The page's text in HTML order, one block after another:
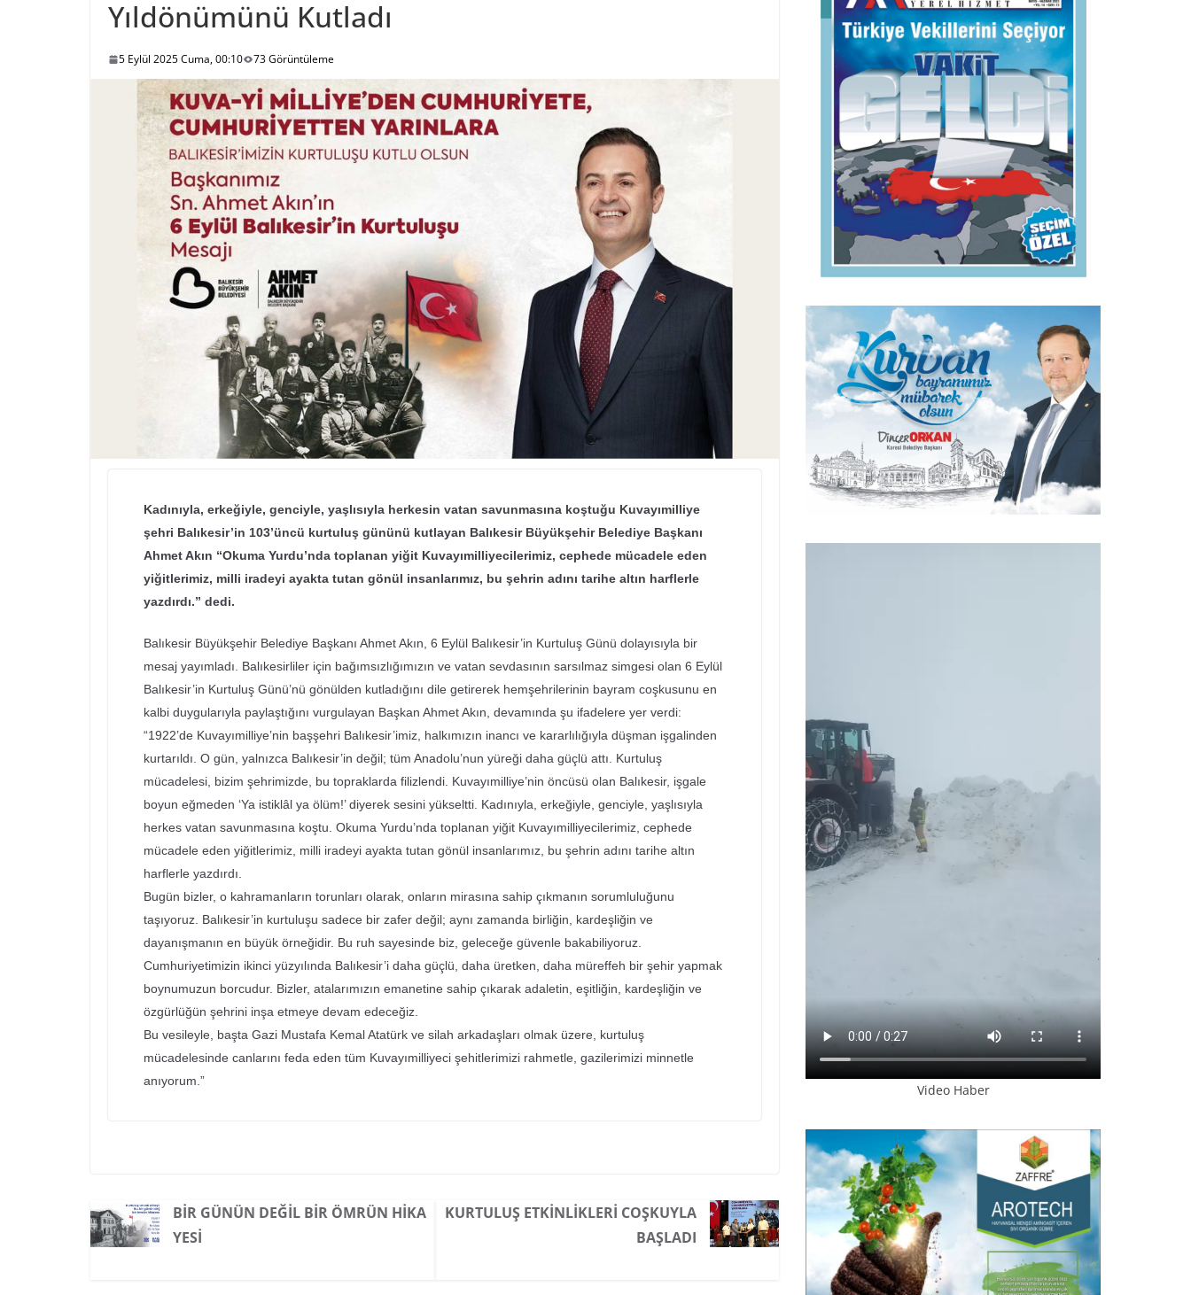
Yıldönümünü Kutladı
5 Eylül 2025 Cuma, 00:10 73 Görüntüleme
Kadınıyla, erkeğiyle, genciyle, yaşlısıyla herkesin vatan savunmasına koştuğu Kuvayımilliye
şehri Balıkesir’in 103’üncü kurtuluş gününü kutlayan Balıkesir Büyükşehir Belediye Başkanı
Ahmet Akın “Okuma Yurdu’nda toplanan yiğit Kuvayımilliyecilerimiz, cephede mücadele eden
yiğitlerimiz, milli iradeyi ayakta tutan gönül insanlarımız, bu şehrin adını tarihe altın harflerle
yazdırdı.” dedi.
Balıkesir Büyükşehir Belediye Başkanı Ahmet Akın, 6 Eylül Balıkesir’in Kurtuluş Günü dolayısıyla bir
mesaj yayımladı. Balıkesirliler için bağımsızlığımızın ve vatan sevdasının sarsılmaz simgesi olan 6 Eylül
Balıkesir’in Kurtuluş Günü’nü gönülden kutladığını dile getirerek hemşehrilerinin bayram coşkusunu en
kalbi duygularıyla paylaştığını vurgulayan Başkan Ahmet Akın, devamında şu ifadelere yer verdi:
“1922’de Kuvayımilliye’nin başşehri Balıkesir’imiz, halkımızın inancı ve kararlılığıyla düşman işgalinden
kurtarıldı. O gün, yalnızca Balıkesir’in değil; tüm Anadolu’nun yüreği daha güçlü attı. Kurtuluş
mücadelesi, bizim şehrimizde, bu topraklarda filizlendi. Kuvayımilliye’nin öncüsü olan Balıkesir, işgale
boyun eğmeden ‘Ya istiklâl ya ölüm!’ diyerek sesini yükseltti. Kadınıyla, erkeğiyle, genciyle, yaşlısıyla
herkes vatan savunmasına koştu. Okuma Yurdu’nda toplanan yiğit Kuvayımilliyecilerimiz, cephede
mücadele eden yiğitlerimiz, milli iradeyi ayakta tutan gönül insanlarımız, bu şehrin adını tarihe altın
harflerle yazdırdı.
Bugün bizler, o kahramanların torunları olarak, onların mirasına sahip çıkmanın sorumluluğunu
taşıyoruz. Balıkesir’in kurtuluşu sadece bir zafer değil; aynı zamanda birliğin, kardeşliğin ve
dayanışmanın en büyük örneğidir. Bu ruh sayesinde biz, geleceğe güvenle bakabiliyoruz.
Cumhuriyetimizin ikinci yüzyılında Balıkesir’i daha güçlü, daha üretken, daha müreffeh bir şehir yapmak
boynumuzun borcudur. Bizler, atalarımızın emanetine sahip çıkarak adaletin, eşitliğin, kardeşliğin ve
özgürlüğün şehrini inşa etmeye devam edeceğiz.
Bu vesileyle, başta Gazi Mustafa Kemal Atatürk ve silah arkadaşları olmak üzere, kurtuluş
mücadelesinde canlarını feda eden tüm Kuvayımilliyeci şehitlerimizi rahmetle, gazilerimizi minnetle
anıyorum.”
BIR GÜNÜN DEĞIL BIR ÖMRÜN HIKA
YESI
KURTULUŞ ETKINLIKLERI COŞKUYLA
BAŞLADI
Video Haber